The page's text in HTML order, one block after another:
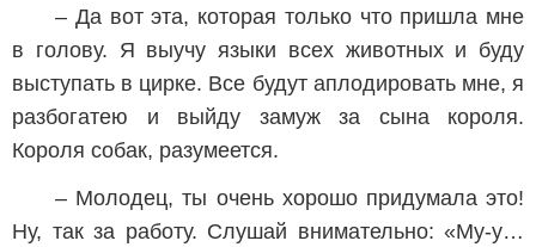
– Да вот эта, которая только что пришла мне
в голову. Я выучу языки всех животных и буду
выступать в цирке. Все будут аплодировать мне, я
разбогатею и выйду замуж за сына короля.
Короля собак, разумеется.
– Молодец, ты очень хорошо придумала это!
Ну, так за работу. Слушай внимательно: «Му-у…